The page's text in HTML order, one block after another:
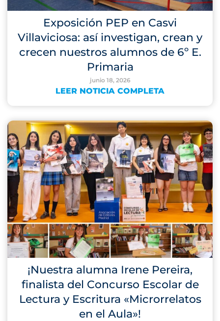
Exposición PEP en Casvi
Villaviciosa: así investigan, crean y
crecen nuestros alumnos de 6º E.
Primaria
junio 18, 2026
LEER NOTICIA COMPLETA
¡Nuestra alumna Irene Pereira,
finalista del Concurso Escolar de
Lectura y Escritura «Microrrelatos
en el Aula»!